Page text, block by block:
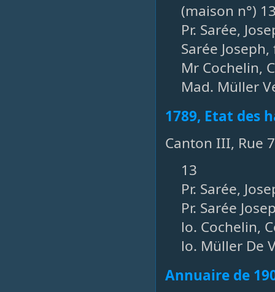
(maison n°)
Pr. Sarée,
Sarée
Mr Cochelin,
Mad. Müller
1789, Etat des
Canton III, Rue
13
Pr. Sarée,
Pr. Sarée
lo. Cochelin,
lo. Müller De
Annuaire de